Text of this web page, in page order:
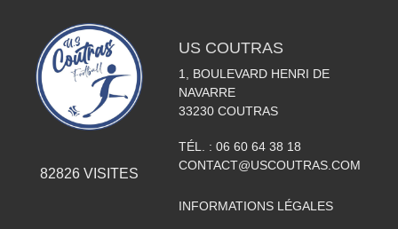
82826VISITES
US COUTRAS
1, BOULEVARD HENRI DE
NAVARRE
33230 COUTRAS
TÉL. : 06 60 64 38 18
CONTACT@USCOUTRAS.COM
INFORMATIONS LÉGALES